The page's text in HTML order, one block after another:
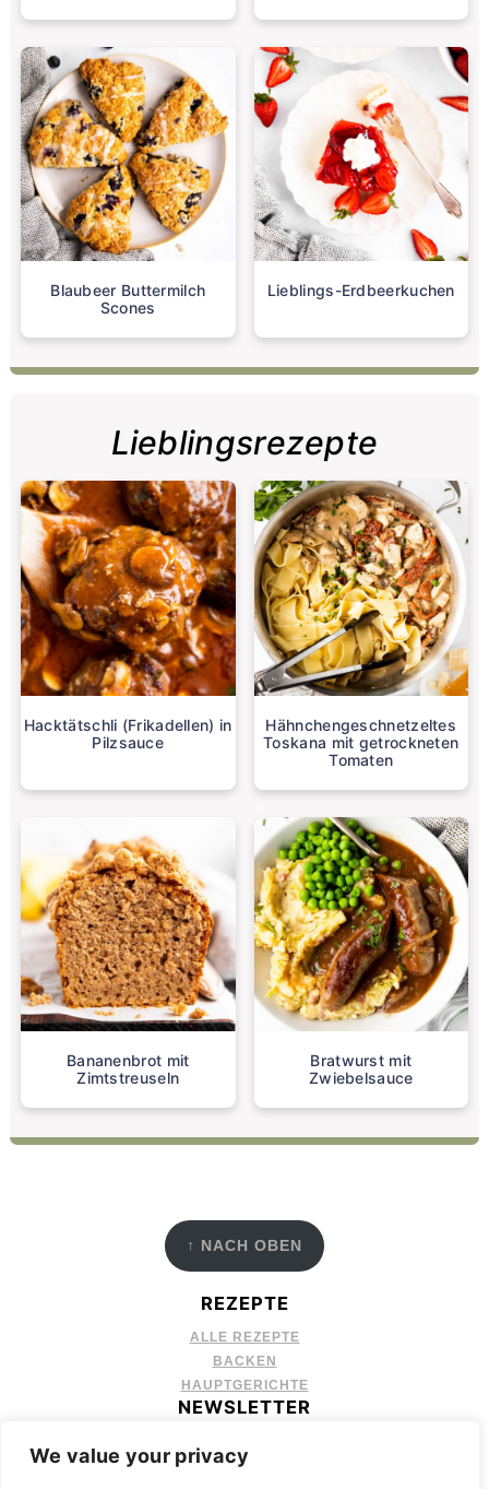
We value your privacy
Blaubeer Buttermilch
Scones
Lieblings-Erdbeerkuchen
Lieblingsrezepte
Hacktätschli (Frikadellen) in
Pilzsauce
Hähnchengeschnetzeltes
Toskana mit getrockneten
Tomaten
Bananenbrot mit
Zimtstreuseln
Bratwurst mit
Zwiebelsauce
↑ NACH OBEN
REZEPTE
ALLE REZEPTE
BACKEN
HAUPTGERICHTE
NEWSLETTER
UND TIPS ZU ERHALTEN!